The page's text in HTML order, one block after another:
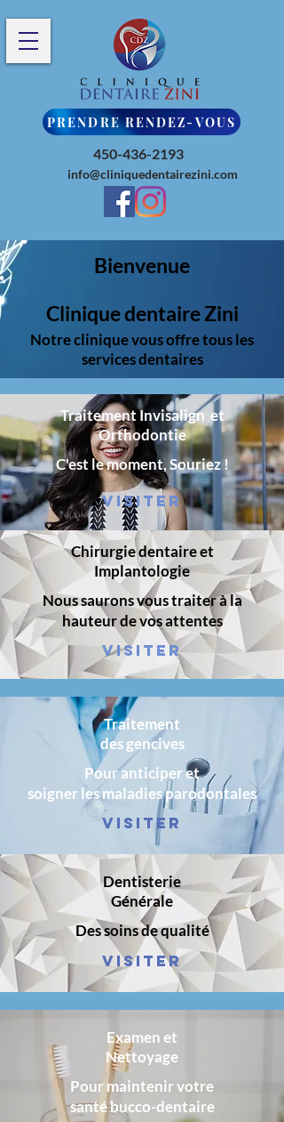
450-436-2193
info@cliniquedentairezini.com
PRENDRE RENDEZ-VOUS
Bienvenue
Clinique dentaire Zini
Notre clinique vous offre tous les
services dentaires
Traitement Invisalign et
Orthodontie
C'est le moment, Souriez !
VISITER
Chirurgie dentaire et
Implantologie
Nous saurons vous traiter à la
hauteur de vos attentes
VISITER
Traitement
des gencives
Pour anticiper et
soigner les maladies parodontales
VISITER
Dentisterie
Générale
Des soins de qualité
VISITER
Examen et
Nettoyage
Pour maintenir votre
santé bucco-dentaire